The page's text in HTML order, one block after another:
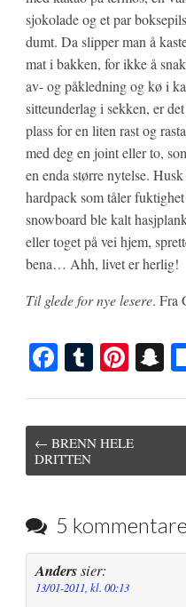
sjokolade og et par
dumt. Da slipper man å
mat i bakken, for ikke å
av- og påkledning og kø i
sitteunderlag i sekken, er
plass for en liten rast og
med deg en joint eller to,
en enda større nytelse.
hardpack som tåler
snowboard ble kalt
eller toget på vei hjem,
bena… Ahh, livet er herlig!
Til glede for nye lesere. Fra
Fa
ok
T
bl
r
Pi
es
t
S
t
Post
navigation
← BRENN HELE
DRITTEN
5
Anderssier:
13/01-2011, kl. 00:13